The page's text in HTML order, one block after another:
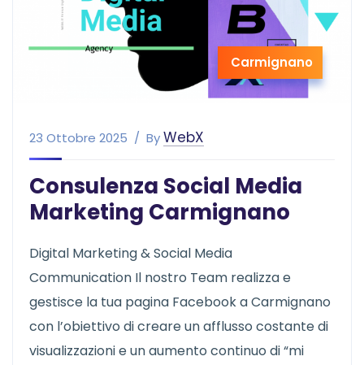
Carmignano
23 Ottobre 2025 ByWebX
Consulenza Social Media
Marketing Carmignano
Digital Marketing & Social Media
Communication Il nostro Team realizza e
gestisce la tua pagina Facebook a Carmignano
con l’obiettivo di creare un afflusso costante di
visualizzazioni e un aumento continuo di “mi